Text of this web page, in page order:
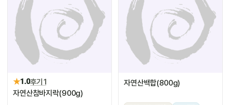
★1.0후기 1
자연산참바지락(900g)
자연산백합(800g)